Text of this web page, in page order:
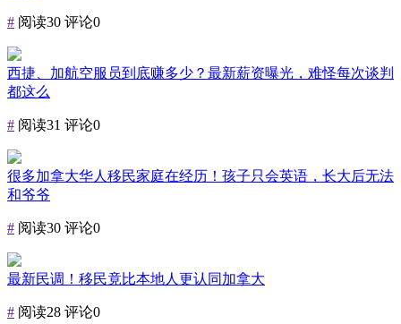
# 阅读30 评论0
西捷、加航空服员到底赚多少？最新薪资曝光，难怪每次谈判
都这么
# 阅读31 评论0
很多加拿大华人移民家庭在经历！孩子只会英语，长大后无法
和爷爷
# 阅读30 评论0
最新民调！移民竟比本地人更认同加拿大
# 阅读28 评论0